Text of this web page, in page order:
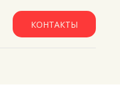
КОНТАКТЫ